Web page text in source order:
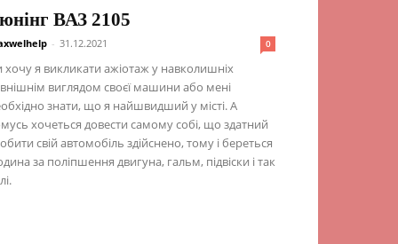
ВАЗ 2105
- 31.12.2021 0
хочу я викликати ажіотаж у навколишніх
виглядом своєї машини або мені
знати, що я найшвидший у місті. А
хочеться довести самому собі, що здатний
свій автомобіль здійснено, тому і береться
за поліпшення двигуна, гальм, підвіски і так